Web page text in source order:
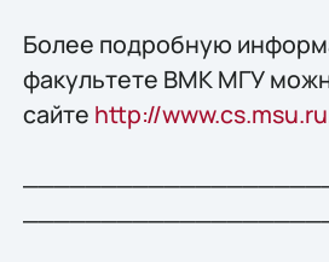
Более подробную
факультете ВМК МГУ
сайте http://